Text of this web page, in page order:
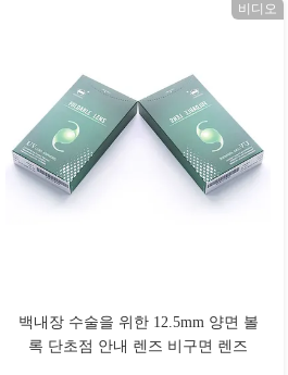
비디오
백내장 수술을 위한 12.5mm 양면 볼
록 단초점 안내 렌즈 비구면 렌즈